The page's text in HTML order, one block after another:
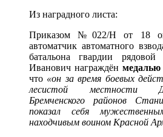
Из наградного листа:
Приказом №022/Н от 18
автоматчик автоматного
батальона гвардии
Иванович награждён медалью
что «он за время боевых
лесистой местности
Бремченского районов
показал себя
находчивым воином Красной